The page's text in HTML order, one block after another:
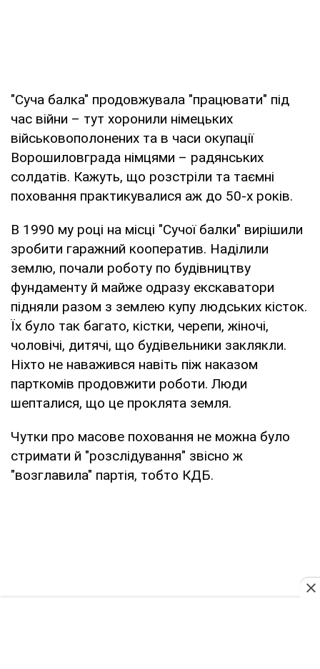
"Суча балка" продовжувала "працювати" під
час війни – тут хоронили німецьких
військовополонених та в часи окупації
Ворошиловграда німцями – радянських
солдатів. Кажуть, що розстріли та таємні
поховання практикувалися аж до 50-х років.
В 1990 му році на місці "Сучої балки" вирішили
зробити гаражний кооператив. Наділили
землю, почали роботу по будівництву
фундаменту й майже одразу екскаватори
підняли разом з землею купу людських кісток.
Їх було так багато, кістки, черепи, жіночі,
чоловічі, дитячі, що будівельники заклякли.
Ніхто не наважився навіть піж наказом
парткомів продовжити роботи. Люди
шепталися, що це проклята земля.
Чутки про масове поховання не можна було
стримати й "розслідування" звісно ж
"возглавила" партія, тобто КДБ.